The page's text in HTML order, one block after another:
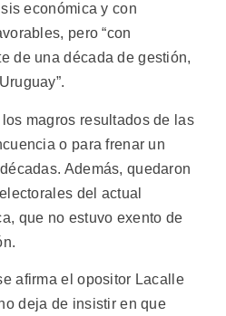
económica y con
pero “con
de una década de gestión,
magros resultados de las
o para frenar un
Además, quedaron
del actual
que no estuvo exento de
afirma el opositor Lacalle
deja de insistir en que